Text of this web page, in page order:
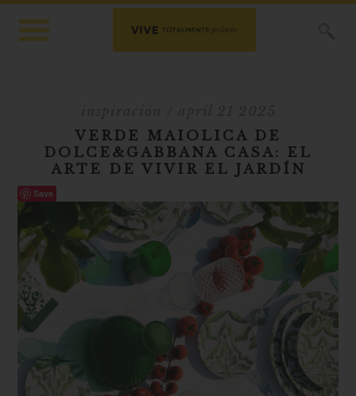
VERDE MAIOLICA DE
DOLCE&GABBANA CASA: EL
ARTE DE VIVIR EL JARDÍN
Save